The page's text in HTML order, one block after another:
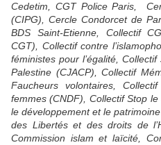
Cedetim, CGT Police Paris,
(CIPG), Cercle Condorcet de
BDS Saint-Etienne, Collectif
CGT), Collectif contre
féministes pour l’égalité,
Palestine (CJACP), Collectif
Faucheurs volontaires,
femmes (CNDF), Collectif Stop
le développement et le
des Libertés et des droits de
Commission islam et laïcité,